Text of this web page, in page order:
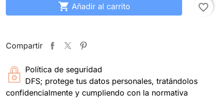
 Añadir al carrito favorite_border
Compartir
Política de seguridad
DFS; protege tus datos personales, tratándolos
confidencialmente y cumpliendo con la normativa